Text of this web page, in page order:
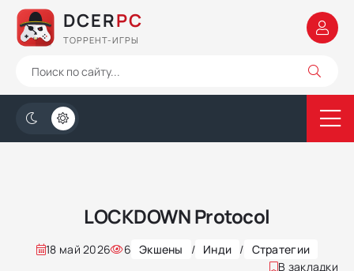
DCERPC
ТОРРЕНТ-ИГРЫ
LOCKDOWN Protocol
18 май 2026 6 Экшены / Инди / Стратегии
В закладки